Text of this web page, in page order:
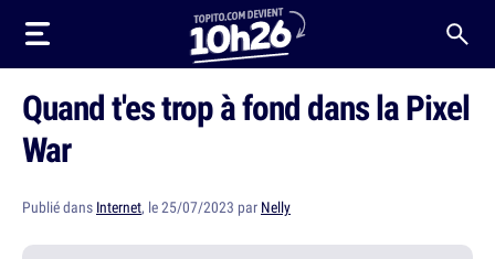
Quand t'es trop à fond dans la Pixel
War
Publié dans Internet, le 25/07/2023 par Nelly